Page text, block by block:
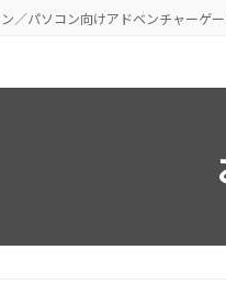
／パソコン向けアドベンチャーゲ